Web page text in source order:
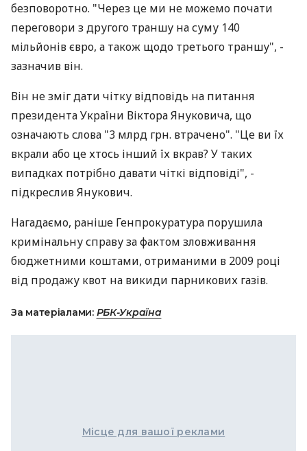
безповоротно. "Через це ми не можемо почати
переговори з другого траншу на суму 140
мільйонів євро, а також щодо третього траншу", -
зазначив він.
Він не зміг дати чітку відповідь на питання
президента України Віктора Януковича, що
означають слова "3 млрд грн. втрачено". "Це ви їх
вкрали або це хтось інший їх вкрав? У таких
випадках потрібно давати чіткі відповіді", -
підкреслив Янукович.
Нагадаємо, раніше Генпрокуратура порушила
кримінальну справу за фактом зловживання
бюджетними коштами, отриманими в 2009 році
від продажу квот на викиди парникових газів.
За матеріалами: РБК-Україна
Місце для вашої реклами